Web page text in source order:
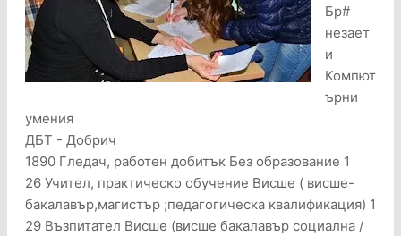
Бр#
незает
и
Компют
ърни
умения
ДБТ - Добрич
1890 Гледач, работен добитък Без образование 1
26 Учител, практическо обучение Висше ( висше-
бакалавър,магистър ;педагогическа квалификация) 1
29 Възпитател Висше (висше бакалавър социална /